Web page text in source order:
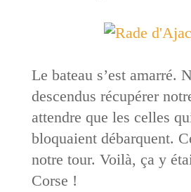
Le bateau s’est amarré.
descendus récupérer
attendre que les celles
bloquaient débarquent.
notre tour. Voilà, ça y
Corse !